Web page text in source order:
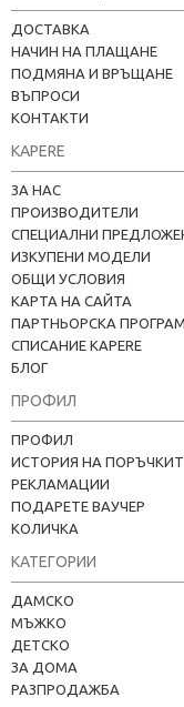
ДОСТАВКА
НАЧИН НА ПЛАЩАНЕ
ПОДМЯНА И ВРЪЩАНЕ
ВЪПРОСИ
КОНТАКТИ
KAPERE
ЗА НАС
ПРОИЗВОДИТЕЛИ
СПЕЦИАЛНИ
ИЗКУПЕНИ МОДЕЛИ
ОБЩИ УСЛОВИЯ
КАРТА НА САЙТА
ПАРТНЬОРСКА
СПИСАНИЕ KAPERE
БЛОГ
ПРОФИЛ
ПРОФИЛ
ИСТОРИЯ НА
РЕКЛАМАЦИИ
ПОДАРЕТЕ ВАУЧЕР
КОЛИЧКА
КАТЕГОРИИ
ДАМСКО
МЪЖКО
ДЕТСКО
ЗА ДОМА
РАЗПРОДАЖБА